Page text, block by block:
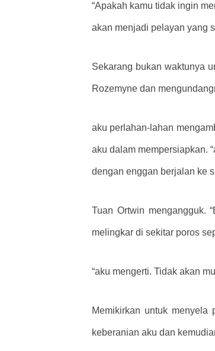
“Apakah kamu tidak ingin
akan menjadi pelayan yang
Sekarang bukan waktunya
Rozemyne ​​dan
aku perlahan-lahan
aku dalam mempersiapkan.
dengan enggan berjalan ke
Tuan Ortwin mengangguk.
melingkar di sekitar poros
“aku mengerti. Tidak akan
Memikirkan untuk menyela
keberanian aku dan